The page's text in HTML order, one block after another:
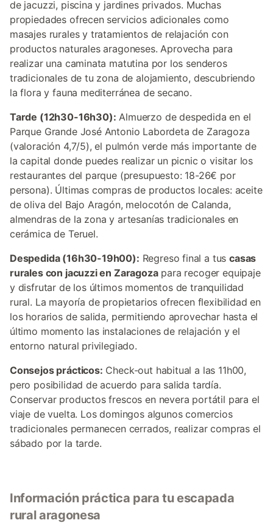
de jacuzzi, piscina y jardines privados. Muchas
propiedades ofrecen servicios adicionales como
masajes rurales y tratamientos de relajación con
productos naturales aragoneses. Aprovecha para
realizar una caminata matutina por los senderos
tradicionales de tu zona de alojamiento, descubriendo
la flora y fauna mediterránea de secano.
Tarde (12h30-16h30): Almuerzo de despedida en el
Parque Grande José Antonio Labordeta de Zaragoza
(valoración 4,7/5), el pulmón verde más importante de
la capital donde puedes realizar un picnic o visitar los
restaurantes del parque (presupuesto: 18-26€ por
persona). Últimas compras de productos locales: aceite
de oliva del Bajo Aragón, melocotón de Calanda,
almendras de la zona y artesanías tradicionales en
cerámica de Teruel.
Despedida (16h30-19h00): Regreso final a tuscasas
rurales con jacuzzi en Zaragozapara recoger equipaje
y disfrutar de los últimos momentos de tranquilidad
rural. La mayoría de propietarios ofrecen flexibilidad en
los horarios de salida, permitiendo aprovechar hasta el
último momento las instalaciones de relajación y el
entorno natural privilegiado.
Consejos prácticos: Check-out habitual a las 11h00,
pero posibilidad de acuerdo para salida tardía.
Conservar productos frescos en nevera portátil para el
viaje de vuelta. Los domingos algunos comercios
tradicionales permanecen cerrados, realizar compras el
sábado por la tarde.
Información práctica para tu escapada
rural aragonesa